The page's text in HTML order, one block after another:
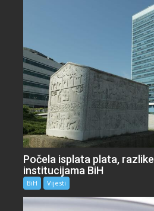
Počela isplata plata,
institucijama BiH
BiH Vijesti